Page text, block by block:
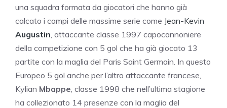
una squadra formata da giocatori che hanno già
calcato i campi delle massime serie come Jean-Kevin
Augustin, attaccante classe 1997 capocannoniere
della competizione con 5 gol che ha già giocato 13
partite con la maglia del Paris Saint Germain. In questo
Europeo 5 gol anche per l’altro attaccante francese,
Kylian Mbappe, classe 1998 che nell’ultima stagione
ha collezionato 14 presenze con la maglia del